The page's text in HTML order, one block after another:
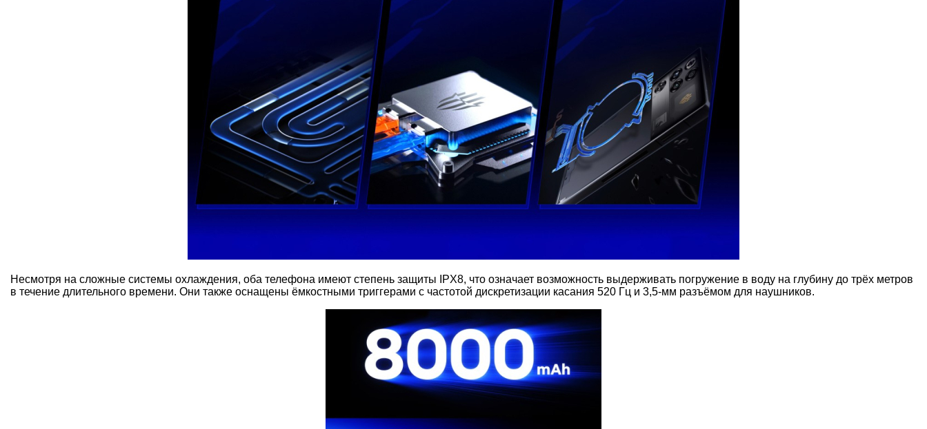
Несмотря на сложные системы охлаждения, оба телефона имеют степень защиты IPX8, что означает возможность выдерживать погружение в воду на глубину до трёх метров
в течение длительного времени. Они также оснащены ёмкостными триггерами с частотой дискретизации касания 520 Гц и 3,5-мм разъёмом для наушников.